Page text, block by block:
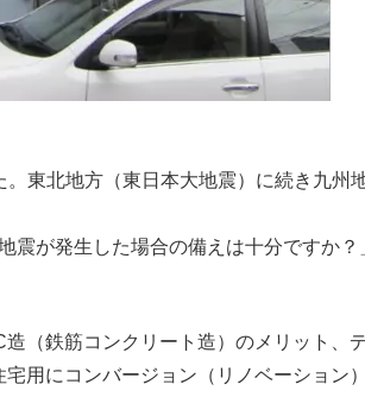
東北地方（東日本大地震）に続き九州
震が発生した場合の備えは十分ですか？
造（鉄筋コンクリート造）のメリット、
宅用にコンバージョン（リノベーション